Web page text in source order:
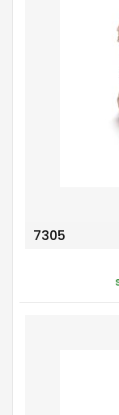
7305